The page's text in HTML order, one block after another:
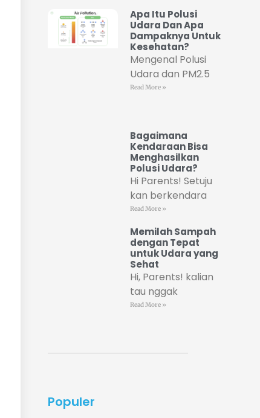
Apa Itu Polusi
Udara Dan Apa
Dampaknya Untuk
Kesehatan?
Mengenal Polusi
Udara dan PM2.5
Read More »
Bagaimana
Kendaraan Bisa
Menghasilkan
Polusi Udara?
Hi Parents! Setuju
kan berkendara
Read More »
Memilah Sampah
dengan Tepat
untuk Udara yang
Sehat
Hi, Parents! kalian
tau nggak
Read More »
Populer